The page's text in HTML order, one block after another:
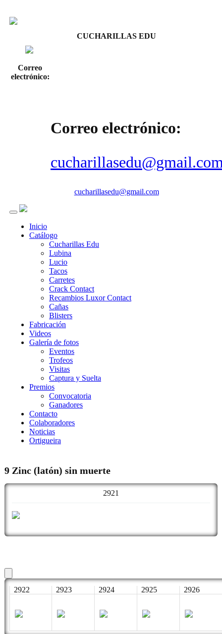
CUCHARILLAS EDU
Correo electrónico:
Correo
electrónico:
cucharillasedu@gmail.com
Inicio
Catálogo
Cucharillas Edu
Lubina
Lucio
Tacos
Carretes
Crack Contact
Recambios Luxor Contact
Cañas
Blisters
Fabricación
Videos
Galería de fotos
Eventos
Trofeos
Visitas
Captura y Suelta
Premios
Convocatoria
Ganadores
Contacto
Colaboradores
Noticias
Ortigueira
9 Zinc (latón) sin muerte
2921
2922 2923 2924 2925 2926